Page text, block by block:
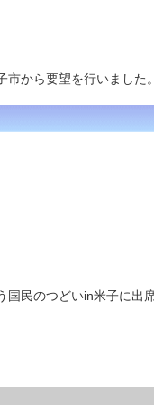
から要望を行いました。
民のつどいin米子に出